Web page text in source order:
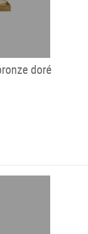
doré